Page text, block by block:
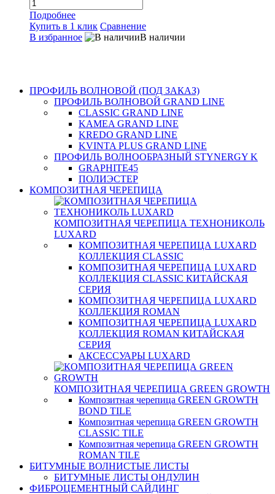
Подробнее
Купить в 1 клик Сравнение
В избранное
В наличии
ПРОФИЛЬ ВОЛНОВОЙ (ПОД ЗАКАЗ)
ПРОФИЛЬ ВОЛНОВОЙ GRAND LINE
CLASSIC GRAND LINE
KAMEA GRAND LINE
KREDO GRAND LINE
KVINTA PLUS GRAND LINE
ПРОФИЛЬ ВОЛНООБРАЗНЫЙ STYNERGY K
GRAPHITE45
ПОЛИЭСТЕР
КОМПОЗИТНАЯ ЧЕРЕПИЦА
КОМПОЗИТНАЯ ЧЕРЕПИЦА ТЕХНОНИКОЛЬ
LUXARD
КОМПОЗИТНАЯ ЧЕРЕПИЦА LUXARD
КОЛЛЕКЦИЯ CLASSIC
КОМПОЗИТНАЯ ЧЕРЕПИЦА LUXARD
КОЛЛЕКЦИЯ CLASSIC КИТАЙСКАЯ
СЕРИЯ
КОМПОЗИТНАЯ ЧЕРЕПИЦА LUXARD
КОЛЛЕКЦИЯ ROMAN
КОМПОЗИТНАЯ ЧЕРЕПИЦА LUXARD
КОЛЛЕКЦИЯ ROMAN КИТАЙСКАЯ
СЕРИЯ
АКСЕССУАРЫ LUXARD
КОМПОЗИТНАЯ ЧЕРЕПИЦА GREEN GROWTH
Композитная черепица GREEN GROWTH
BOND TILE
Композитная черепица GREEN GROWTH
CLASSIC TILE
Композитная черепица GREEN GROWTH
ROMAN TILE
БИТУМНЫЕ ВОЛНИСТЫЕ ЛИСТЫ
БИТУМНЫЕ ЛИСТЫ ОНДУЛИН
ФИБРОЦЕМЕНТНЫЙ САЙДИНГ